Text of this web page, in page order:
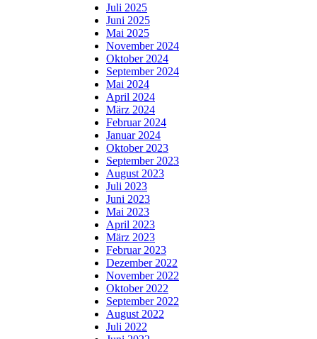
Juli 2025
Juni 2025
Mai 2025
November 2024
Oktober 2024
September 2024
Mai 2024
April 2024
März 2024
Februar 2024
Januar 2024
Oktober 2023
September 2023
August 2023
Juli 2023
Juni 2023
Mai 2023
April 2023
März 2023
Februar 2023
Dezember 2022
November 2022
Oktober 2022
September 2022
August 2022
Juli 2022